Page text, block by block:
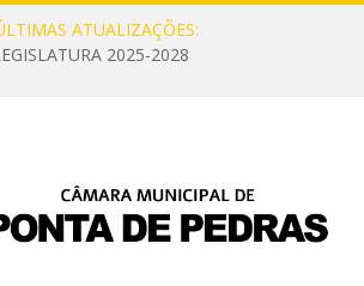
ATUALIZAÇÕES:
2025-2028